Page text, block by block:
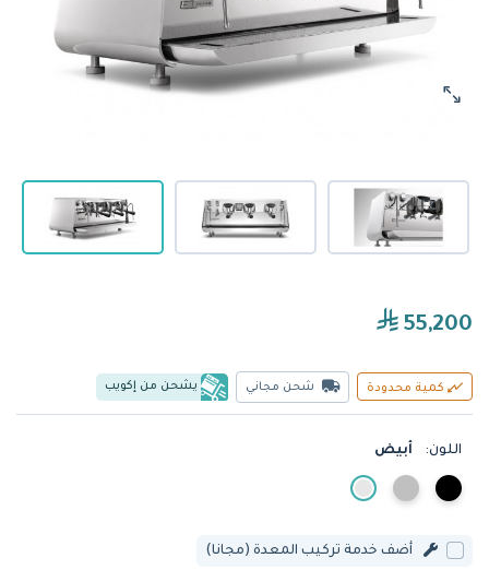
55,200
كمية محدودة شحن مجاني يشحن من إكويب
اللون: أبيض
أضف خدمة تركيب المعدة (مجانا)